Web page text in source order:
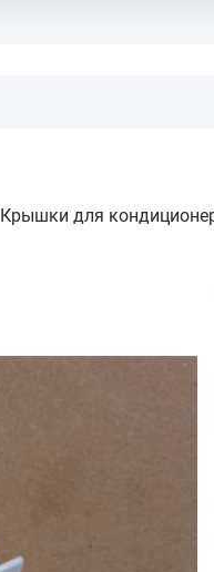
Крышки для